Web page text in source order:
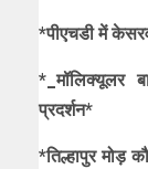
*पीएचडी में
*_मॉलिक्यूलर
प्रदर्शन*
*तिल्हापुर मोड़